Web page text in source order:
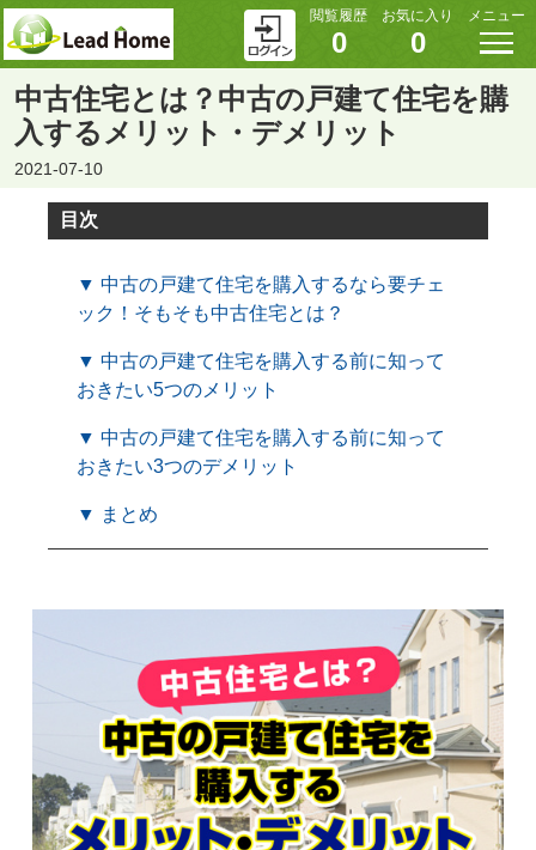
閲覧履歴
0
お気に入り
0
メニュー
中古住宅とは？中古の戸建て住宅を購
入するメリット・デメリット
2021-07-10
目次
▼ 中古の戸建て住宅を購入するなら要チェ
ック！そもそも中古住宅とは？
▼ 中古の戸建て住宅を購入する前に知って
おきたい5つのメリット
▼ 中古の戸建て住宅を購入する前に知って
おきたい3つのデメリット
▼ まとめ